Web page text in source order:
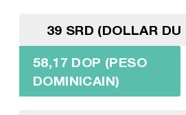
39 SRD (DOLLAR DU
58,17 DOP (PESO
DOMINICAIN)